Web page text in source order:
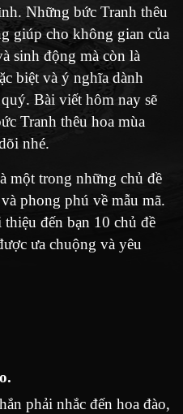
Những bức Tranh thêu
giúp cho không gian của
sinh động mà còn là
biệt và ý nghĩa dành
Bài viết hôm nay sẽ
Tranh thêu hoa mùa
nhé.
một trong những chủ đề
phong phú về mẫu mã.
đến bạn 10 chủ đề
ưa chuộng và yêu
phải nhắc đến hoa đào,